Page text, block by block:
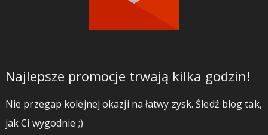
Najlepsze promocje trwają kilka godzin!
Nie przegap kolejnej okazji na łatwy zysk. Śledź blog tak,
jak Ci wygodnie ;)